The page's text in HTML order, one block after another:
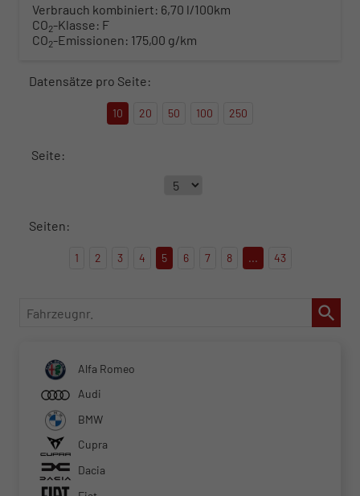
Verbrauch kombiniert: 6,70 l/100km
CO2-Klasse: F
CO2-Emissionen: 175,00 g/km
Datensätze pro Seite:
10 20 50 100 250
Seite:
Seiten:
1 2 3 4 5 6 7 8 ... 43
Fahrzeugnr.
Alfa Romeo
Audi
BMW
Cupra
Dacia